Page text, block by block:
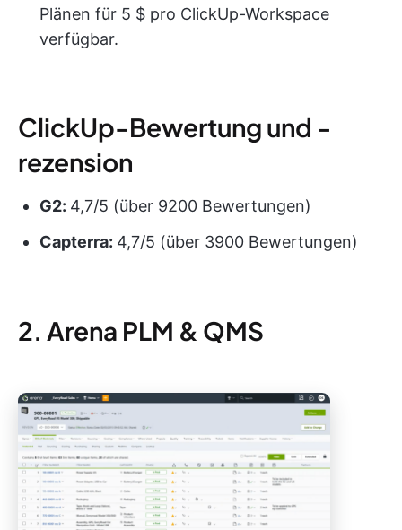
Plänen für 5 $ pro ClickUp-Workspace
verfügbar.
ClickUp-Bewertung und -
rezension
G2: 4,7/5 (über 9200 Bewertungen)
Capterra: 4,7/5 (über 3900 Bewertungen)
2. Arena PLM & QMS